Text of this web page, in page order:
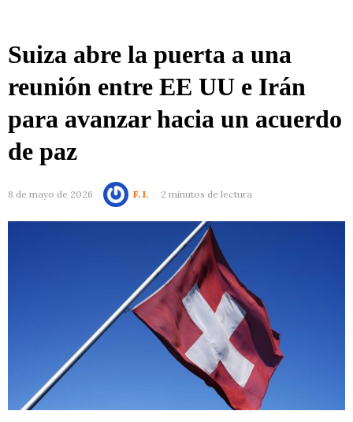
Suiza abre la puerta a una
reunión entre EE UU e Irán
para avanzar hacia un acuerdo
de paz
8 de mayo de 2026 F. I. 2 minutos de lectura